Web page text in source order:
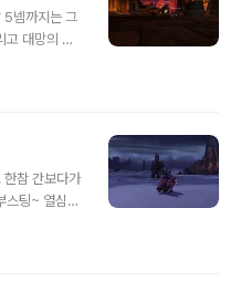
5넴까지는 그
고 대망의 투
작템 ㅜ.ㅜ
참 간보다가
스팅~ 열심히
가긴 귀찮고